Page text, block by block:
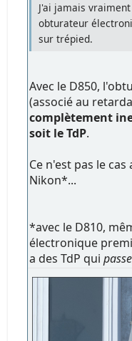
J'ai jamais
obturateur
sur trépied.
Avec le D850,
(associé au
complètement
soit le TdP.
Ce n'est pas le
Nikon*...
*avec le D810,
électronique
a des TdP qui